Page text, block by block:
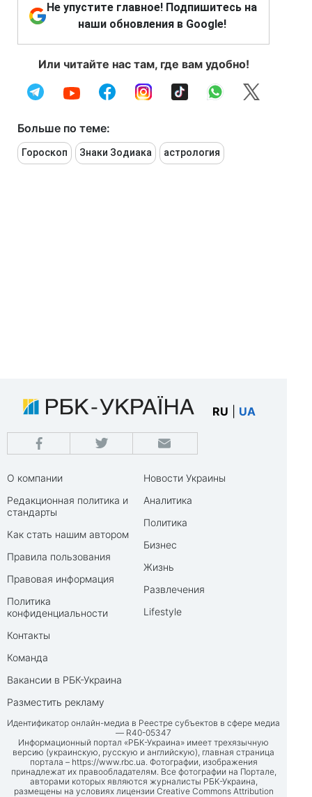
Не упустите главное! Подпишитесь на
наши обновления в Google!
Или читайте нас там, где вам удобно!
Больше по теме:
Гороскоп Знаки Зодиака астрология
RU UA
О компании
Редакционная политика и
стандарты
Как стать нашим автором
Правила пользования
Правовая информация
Политика
конфиденциальности
Контакты
Команда
Вакансии в РБК-Украина
Разместить рекламу
Новости Украины
Аналитика
Политика
Бизнес
Жизнь
Развлечения
Lifestyle
Идентификатор онлайн-медиа в Реестре субъектов в сфере медиа
— R40-05347
Информационный портал «РБК-Украина» имеет трехязычную
версию (украинскую, русскую и английскую), главная страница
портала – https://www.rbc.ua. Фотографии, изображения
принадлежат их правообладателям. Все фотографии на Портале,
авторами которых являются журналисты РБК-Украина,
размещены на условиях лицензии Creative Commons Attribution